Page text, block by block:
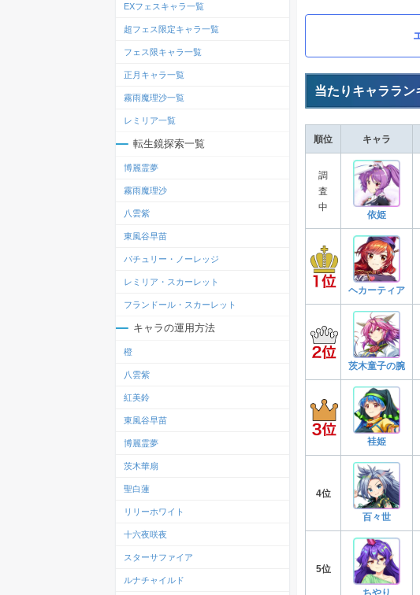
当たりキャララン
順位 キャラ
調
査
中
依姫
ヘカーティア
茨木童子の腕
袿姫
4位
百々世
5位
ちやり
EXフェスキャラ一覧
超フェス限定キャラ一覧
フェス限キャラ一覧
正月キャラ一覧
霧雨魔理沙一覧
レミリア一覧
転生鏡探索一覧
博麗霊夢
霧雨魔理沙
八雲紫
東風谷早苗
パチュリー・ノーレッジ
レミリア・スカーレット
フランドール・スカーレット
キャラの運用方法
橙
八雲紫
紅美鈴
東風谷早苗
博麗霊夢
茨木華扇
聖白蓮
リリーホワイト
十六夜咲夜
スターサファイア
ルナチャイルド